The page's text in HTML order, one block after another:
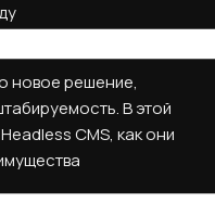
новое решение,
В этой
CMS, как они